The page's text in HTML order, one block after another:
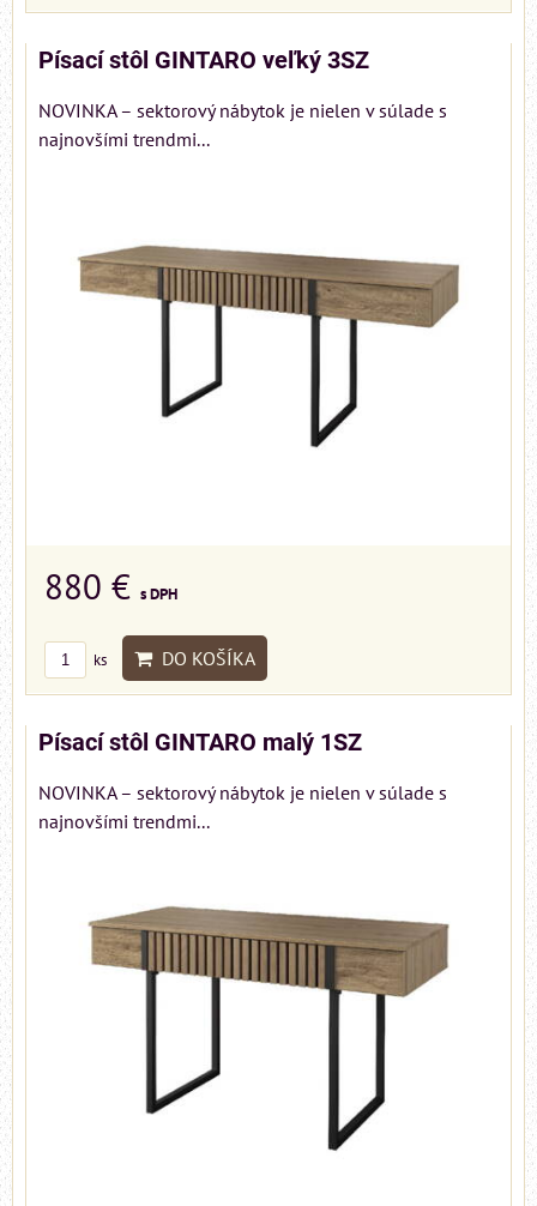
Písací stôl GINTARO veľký 3SZ
NOVINKA – sektorový nábytok je nielen v súlade s
najnovšími trendmi...
880 € s DPH
ks DO KOŠÍKA
Písací stôl GINTARO malý 1SZ
NOVINKA – sektorový nábytok je nielen v súlade s
najnovšími trendmi...